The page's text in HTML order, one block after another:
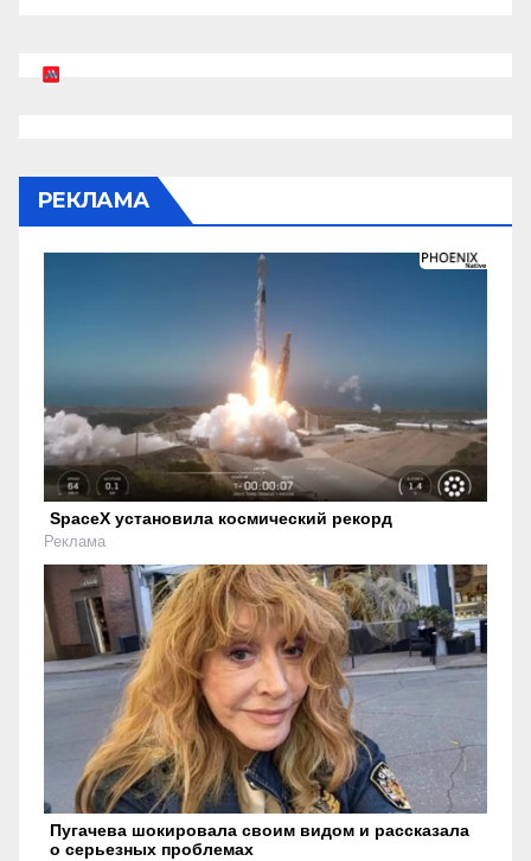
РЕКЛАМА
SpaceX установила космический рекорд
Реклама
Пугачева шокировала своим видом и рассказала
о серьезных проблемах